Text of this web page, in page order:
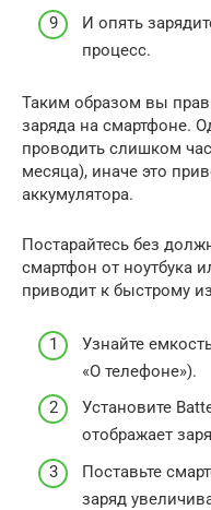
И опять
процесс.
Таким образом вы
заряда на смартфоне.
проводить слишком
месяца), иначе это
аккумулятора.
Постарайтесь без
смартфон от ноутбука
приводит к быстрому
Узнайте
«О телефоне»).
Установите
отображает
Поставьте
заряд